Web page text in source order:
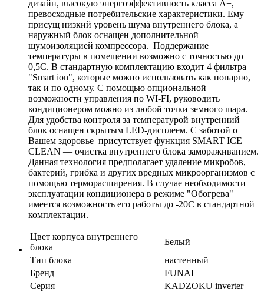
дизайн, высокую энергоэффективность класса А+,
превосходные потребительские характеристики. Ему
присущ низкий уровень шума внутреннего блока, а
наружный блок оснащен дополнительной
шумоизоляцией компрессора. Поддержание
температуры в помещении возможно с точностью до
0,5С. В стандартную комплектацию входит 4 фильтра
"Smart ion", которые можно использовать как попарно,
так и по одному. С помощью опциональной
возможности управления по WI-FI, руководить
кондиционером можно из любой точки земного шара.
Для удобства контроля за температурой внутренний
блок оснащен скрытым LED-дисплеем. С заботой о
Вашем здоровье присутствует функция SMART ICE
CLEAN — очистка внутреннего блока замораживанием.
Данная технология предполагает удаление микробов,
бактерий, грибка и других вредных микроорганизмов с
помощью терморасширения. В случае необходимости
эксплуатации кондиционера в режиме "Обогрева"
имеется возможность его работы до -20С в стандартной
комплектации.
Цвет корпуса внутреннего
блока
Белый
Тип блока
настенный
Бренд
FUNAI
Серия
KADZOKU inverter